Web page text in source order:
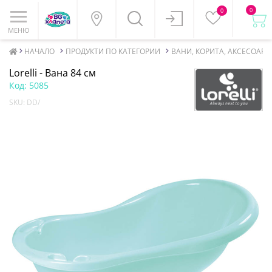
МЕНЮ
0 0
НАЧАЛО ПРОДУКТИ ПО КАТЕГОРИИ ВАНИ, КОРИТА,
Lorelli - Вана 84 см
Код: 5085
SKU: DD/